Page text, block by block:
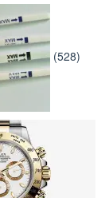
(528)